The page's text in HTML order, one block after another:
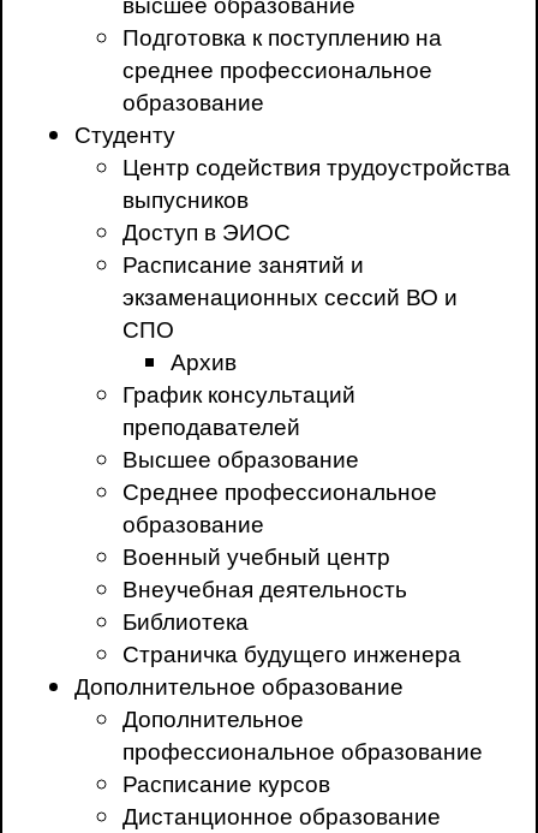
Подготовка к поступлению на
среднее профессиональное
образование
Студенту
Центр содействия трудоустройства
выпусников
Доступ в ЭИОС
Расписание занятий и
экзаменационных сессий ВО и
СПО
Архив
График консультаций
преподавателей
Высшее образование
Среднее профессиональное
образование
Военный учебный центр
Внеучебная деятельность
Библиотека
Страничка будущего инженера
Дополнительное образование
Дополнительное
профессиональное образование
Расписание курсов
Дистанционное образование